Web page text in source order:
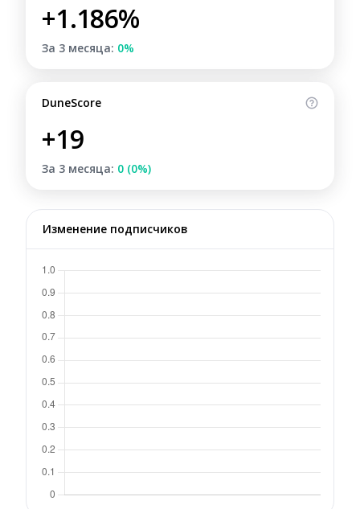
+1.186%
За 3 месяца: 0%
DuneScore
+19
За 3 месяца: 0 (0%)
Изменение подписчиков